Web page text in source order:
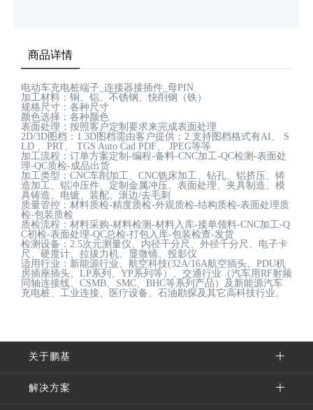
商品详情
电动车充电桩端子_连接器接插件_母PIN
加工材料：铜、铝、不锈钢、快削钢（铁）
规格尺寸：各种尺寸
颜色选择：各种颜色
表面处理：按照客户定制要求来完成表面处理
2D/3D图档：1.3D图档需由客户提供；2.支持图档格式有AI、 S
LD 、PRT、 TGS Auto Cad PDF、 JPEG等等
加工流程：订单方案定制-编程-备料-CNC加工-QC检测-表面处
理-QC质检-成品出货
加工类型：CNC车削加工、CNC铣床加工、钻孔、铝挤压、铸
造加工、铝冲压件、定制金属冲压、表面处理、夹具制造、模
具铸造、电镀、装配、滚边/去毛刺
质量管控：材料质检-精度质检-外观质检-结构质检-表面处理质
检-包装质检
质检流程：材料采购-材料检测-材料入库-接单领料-CNC加工-Q
C初检-表面处理-QC总检-打包入库-包装检查-发货
检测设备：2.5次元测量仪、内径千分尺、外径千分尺、电子卡
尺、硬度计、拉拔力机、显微镜、投影仪
适用行业：新能源行业、航空科技(32A/16A航空插头、PDU机
房插座插头、LP系列、YP系列等）、交通行业（汽车用RF射频
同轴连接线、CSMB、SMC、BHC等系列产品）及新能源汽车
充电桩、工业连接、医疗设备、石油勘探及其它高科技行业。
关于鹏基
解决方案